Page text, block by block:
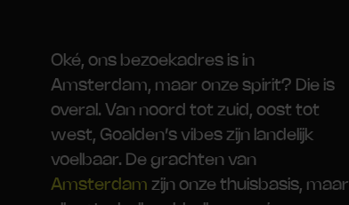
Oké, ons bezoekadres is in
Amsterdam, maar onze spirit? Die is
overal. Van noord tot zuid, oost tot
west, Goalden’s vibes zijn landelijk
voelbaar. De grachten van
Amsterdam zijn onze thuisbasis, maar